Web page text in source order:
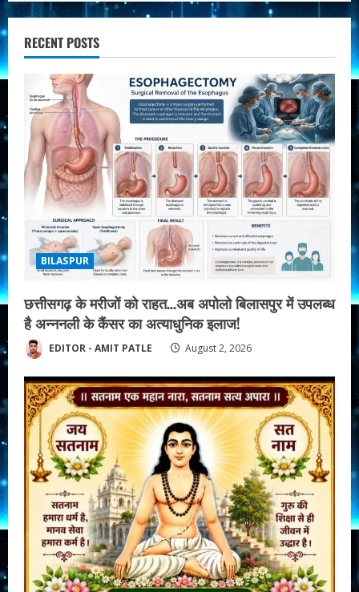
RECENT POSTS
BILASPUR
छत्तीसगढ़ के मरीजों को राहत…अब अपोलो बिलासपुर में उपलब्ध
है अन्ननली के कैंसर का अत्याधुनिक इलाज!
EDITOR - AMIT PATLE August 2, 2026